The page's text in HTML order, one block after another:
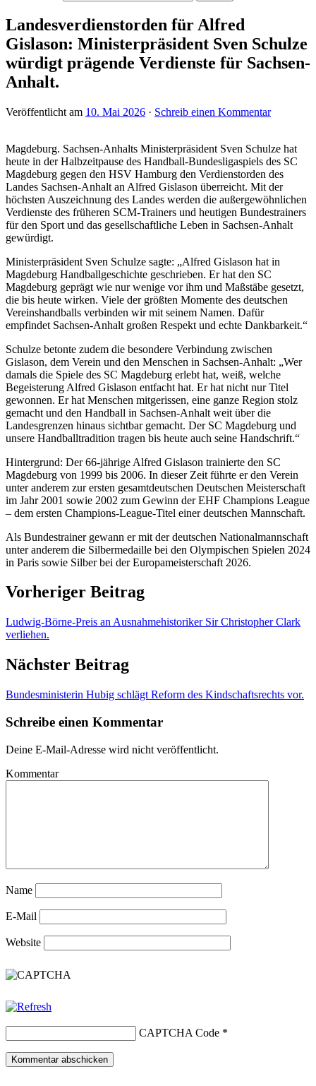
Landesverdienstorden für Alfred
Gislason: Ministerpräsident Sven Schulze
würdigt prägende Verdienste für Sachsen-
Anhalt.
Veröffentlicht am 10. Mai 2026 · Schreib einen Kommentar
Magdeburg. Sachsen-Anhalts Ministerpräsident Sven Schulze hat
heute in der Halbzeitpause des Handball-Bundesligaspiels des SC
Magdeburg gegen den HSV Hamburg den Verdienstorden des
Landes Sachsen-Anhalt an Alfred Gislason überreicht. Mit der
höchsten Auszeichnung des Landes werden die außergewöhnlichen
Verdienste des früheren SCM-Trainers und heutigen Bundestrainers
für den Sport und das gesellschaftliche Leben in Sachsen-Anhalt
gewürdigt.
Ministerpräsident Sven Schulze sagte: „Alfred Gislason hat in
Magdeburg Handballgeschichte geschrieben. Er hat den SC
Magdeburg geprägt wie nur wenige vor ihm und Maßstäbe gesetzt,
die bis heute wirken. Viele der größten Momente des deutschen
Vereinshandballs verbinden wir mit seinem Namen. Dafür
empfindet Sachsen-Anhalt großen Respekt und echte Dankbarkeit.“
Schulze betonte zudem die besondere Verbindung zwischen
Gislason, dem Verein und den Menschen in Sachsen-Anhalt: „Wer
damals die Spiele des SC Magdeburg erlebt hat, weiß, welche
Begeisterung Alfred Gislason entfacht hat. Er hat nicht nur Titel
gewonnen. Er hat Menschen mitgerissen, eine ganze Region stolz
gemacht und den Handball in Sachsen-Anhalt weit über die
Landesgrenzen hinaus sichtbar gemacht. Der SC Magdeburg und
unsere Handballtradition tragen bis heute auch seine Handschrift.“
Hintergrund: Der 66-jährige Alfred Gislason trainierte den SC
Magdeburg von 1999 bis 2006. In dieser Zeit führte er den Verein
unter anderem zur ersten gesamtdeutschen Deutschen Meisterschaft
im Jahr 2001 sowie 2002 zum Gewinn der EHF Champions League
– dem ersten Champions-League-Titel einer deutschen Mannschaft.
Als Bundestrainer gewann er mit der deutschen Nationalmannschaft
unter anderem die Silbermedaille bei den Olympischen Spielen 2024
in Paris sowie Silber bei der Europameisterschaft 2026.
Vorheriger Beitrag
Ludwig-Börne-Preis an Ausnahmehistoriker Sir Christopher Clark
verliehen.
Nächster Beitrag
Bundesministerin Hubig schlägt Reform des Kindschaftsrechts vor.
Schreibe einen Kommentar
Deine E-Mail-Adresse wird nicht veröffentlicht.
Kommentar
Name
E-Mail
Website
CAPTCHA Code *